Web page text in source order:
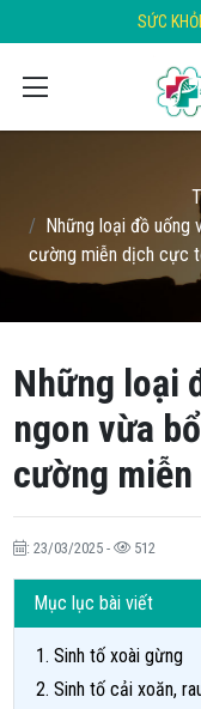
SỨC
Những loại đồ uống
cường miễn dịch cực
Những loại
ngon vừa
cường
: 23/03/2025 - 512
Mục lục bài viết
1. Sinh tố xoài gừng
2. Sinh tố cải xoăn,